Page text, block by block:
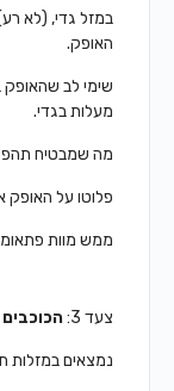
במזל גדי, (לא
האופק.
שימי לב שהאופק בצד
מעלות בגדי.
מה שמבטיח
פלוטו על
ממש מוות
צעד 3: הכוכבים
נמצאים במזלות